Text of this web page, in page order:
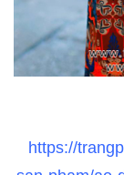
https://